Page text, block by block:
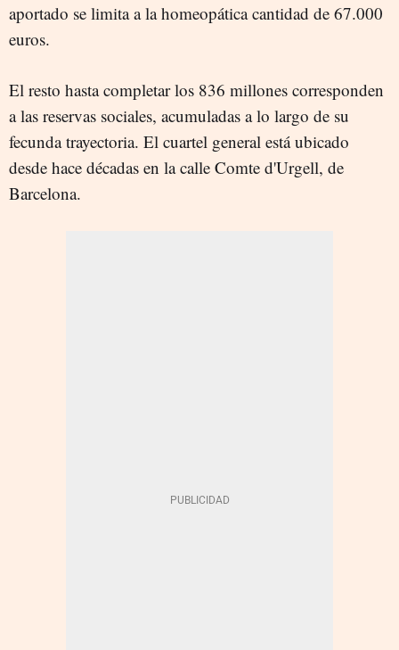
aportado se limita a la homeopática cantidad de 67.000
euros.
El resto hasta completar los 836 millones corresponden
a las reservas sociales, acumuladas a lo largo de su
fecunda trayectoria. El cuartel general está ubicado
desde hace décadas en la calle Comte d'Urgell, de
Barcelona.